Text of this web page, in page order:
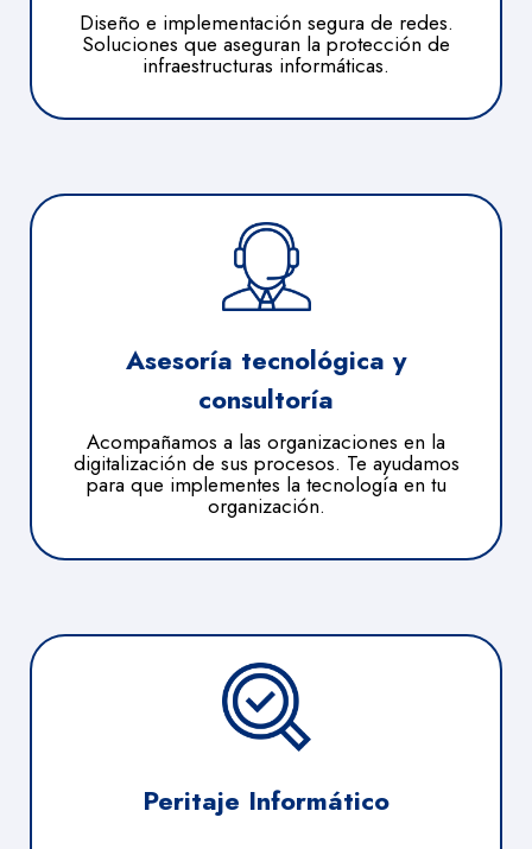
Diseño e implementación segura de redes.
Soluciones que aseguran la protección de
infraestructuras informáticas.
Asesoría tecnológica y
consultoría
Acompañamos a las organizaciones en la
digitalización de sus procesos. Te ayudamos
para que implementes la tecnología en tu
organización.
Peritaje Informático